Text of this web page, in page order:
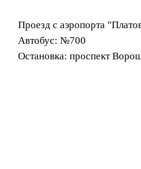
Проезд с аэропорта
Автобус: №700
Остановка: проспект